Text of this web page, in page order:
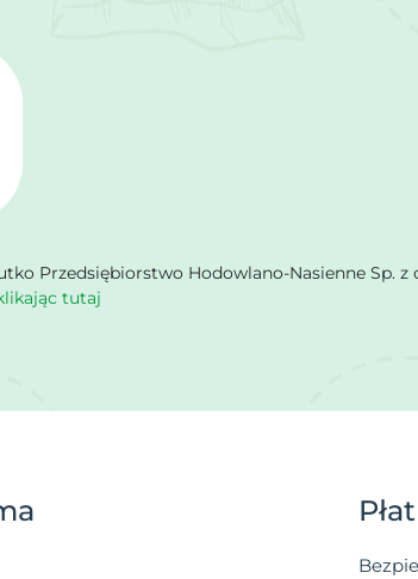
Przedsiębiorstwo Hodowlano-Nasienne Sp. z
tutaj